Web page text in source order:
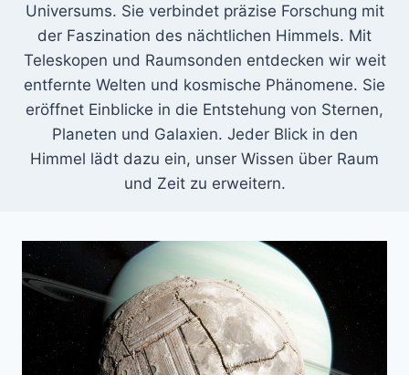
Universums. Sie verbindet präzise Forschung mit
der Faszination des nächtlichen Himmels. Mit
Teleskopen und Raumsonden entdecken wir weit
entfernte Welten und kosmische Phänomene. Sie
eröffnet Einblicke in die Entstehung von Sternen,
Planeten und Galaxien. Jeder Blick in den
Himmel lädt dazu ein, unser Wissen über Raum
und Zeit zu erweitern.